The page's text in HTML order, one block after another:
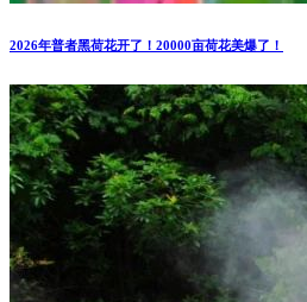
2026年普者黑荷花开了！20000亩荷花美爆了！